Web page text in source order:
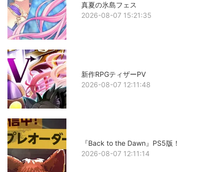
真夏の氷島フェス
2026-08-07 15:21:35
新作RPGティザーPV
2026-08-07 12:11:48
『Back to the Dawn』PS5版！
2026-08-07 12:11:14